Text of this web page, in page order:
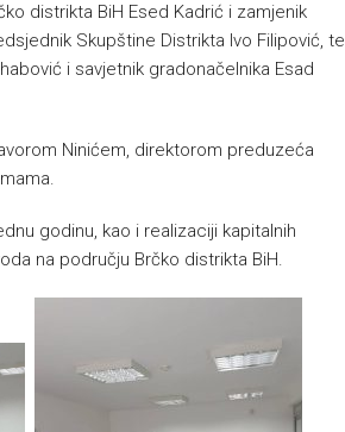
distrikta BiH Esed Kadrić i zamjenik
Skupštine Distrikta Ivo Filipović, te
i savjetnik gradonačelnika Esad
Ninićem, direktorom preduzeća
godinu, kao i realizaciji kapitalnih
na području Brčko distrikta BiH.